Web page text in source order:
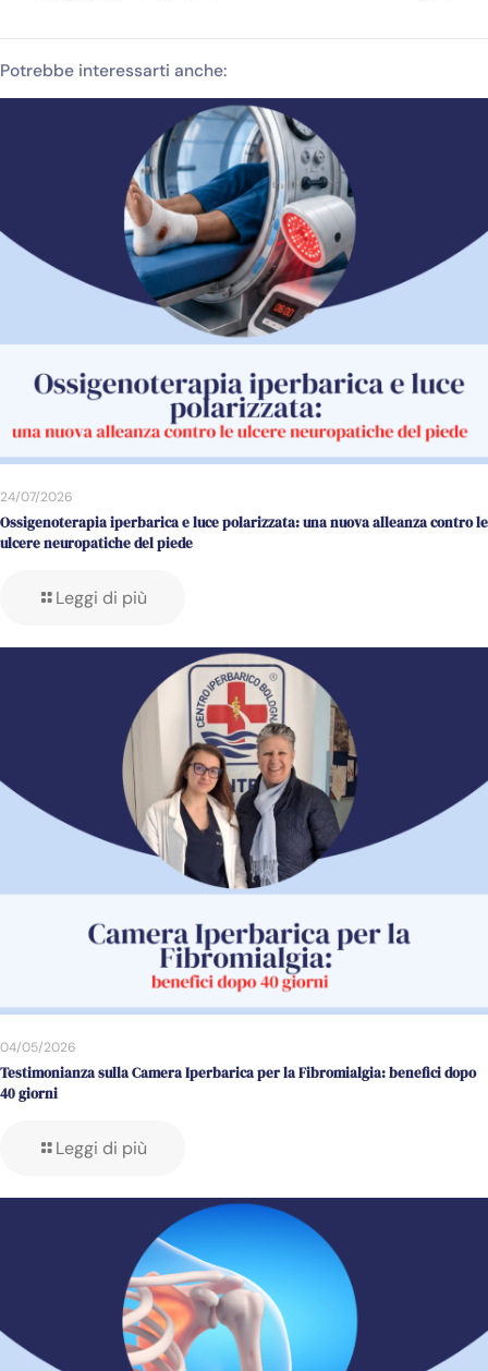
Potrebbe interessarti anche:
24/07/2026
Ossigenoterapia iperbarica e luce polarizzata: una nuova alleanza contro le
ulcere neuropatiche del piede
Leggi di più
04/05/2026
Testimonianza sulla Camera Iperbarica per la Fibromialgia: benefici dopo
40 giorni
Leggi di più